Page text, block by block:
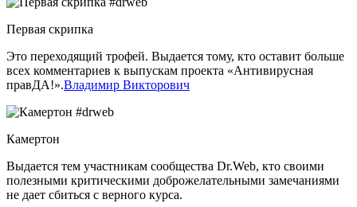
Первая скрипка
Это переходящий трофей. Выдается тому, кто оставит больше
всех комментариев к выпускам проекта «Антивирусная
правДА!».Владимир Викторович
Камертон
Выдается тем участникам сообщества Dr.Web, кто своими
полезными критическими доброжелательными замечаниями
не дает сбиться с верного курса.